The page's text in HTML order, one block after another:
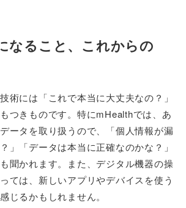
なること、これからの
術には「これで本当に大丈夫なの？」
つきものです。特にmHealthでは、あ
ータを取り扱うので、「個人情報が漏
」「データは本当に正確なのかな？」
聞かれます。また、デジタル機器の操
ては、新しいアプリやデバイスを使う
じるかもしれません。